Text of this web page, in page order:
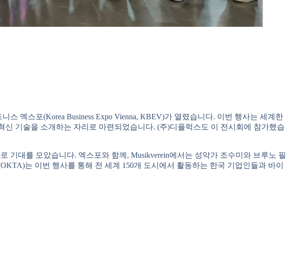
스 엑스포(Korea Business Expo Vienna, KBEV)가 열렸습니다. 이번 행사는 세계한
기술을 소개하는 자리로 마련되었습니다. (주)디플럭스도 이 전시회에 참가했습
대를 모았습니다. 엑스포와 함께, Musikverein에서는 성악가 조수미와 브루노 필
는 이번 행사를 통해 전 세계 150개 도시에서 활동하는 한국 기업인들과 바이